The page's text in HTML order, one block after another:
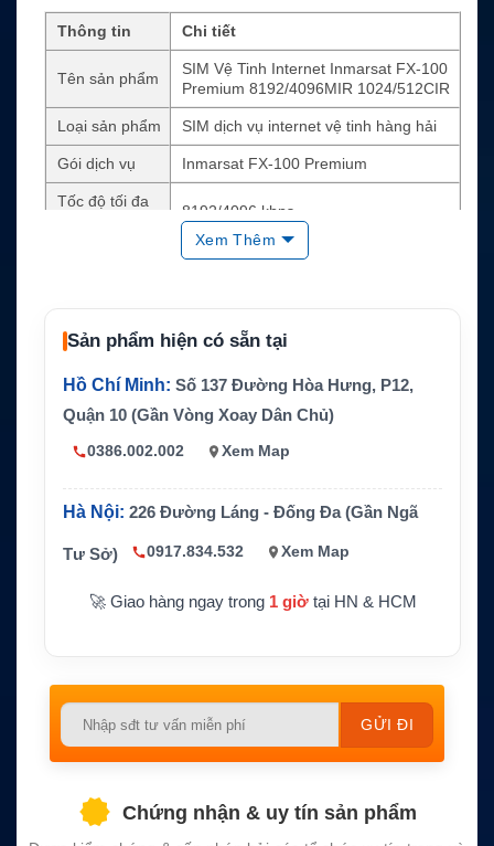
Thông tin Chi tiết
Tên sản phẩm
SIM Vệ Tinh Internet Inmarsat FX-100
Premium 8192/4096MIR 1024/512CIR
Loại sản phẩm SIM dịch vụ internet vệ tinh hàng hải
Gói dịch vụ Inmarsat FX-100 Premium
Tốc độ tối đa
8192/4096 kbps
g
Thiết bị tương
thích / ứng dụ
ng
Hệ thống GX 100 cm và thiết bị mạng h
Thời gian sử d
36 tháng hoặc 60 tháng, tùy chọn
Ứng dụng lý t
Tàu thương mại, tàu vận tải, tàu du lịc
h, ngành công nghiệp biển
Cần kiểm tra thiết bị, anten, router và c
Xem Thêm
Sản phẩm hiện có sẵn tại
Hồ Chí Minh: Số 137 Đường Hòa Hưng, P12,
Quận 10 (Gần Vòng Xoay Dân Chủ)
0386.002.002 Xem Map
Hà Nội: 226 Đường Láng - Đống Đa (Gần Ngã
Tư Sở) 0917.834.532 Xem Map
🚀 Giao hàng ngay trong 1 giờtại HN & HCM
Please
empty.
Chứng nhận & uy tín sản phẩm